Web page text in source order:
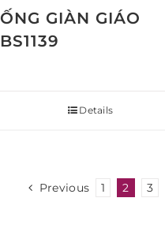
ỐNG GIÀN GIÁO
BS1139
Details
Previous 1 2 3